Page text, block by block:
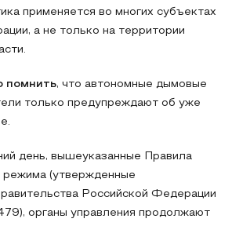
применяется во многих субъектах
а не только на территории
помнить, что автономные дымовые
только предупреждают об уже
день, вышеуказанные Правила
режима (утвержденные
Российской Федерации
органы управления продолжают